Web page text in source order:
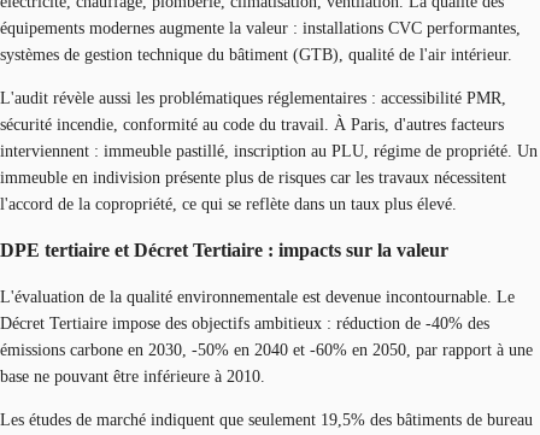
équipements modernes augmente la valeur : installations CVC performantes,
systèmes de gestion technique du bâtiment (GTB), qualité de l'air intérieur.
L'audit révèle aussi les problématiques réglementaires : accessibilité PMR,
sécurité incendie, conformité au code du travail. À Paris, d'autres facteurs
interviennent : immeuble pastillé, inscription au PLU, régime de propriété. Un
immeuble en indivision présente plus de risques car les travaux nécessitent
l'accord de la copropriété, ce qui se reflète dans un taux plus élevé.
DPE tertiaire et Décret Tertiaire : impacts sur la valeur
L'évaluation de la qualité environnementale est devenue incontournable. Le
Décret Tertiaire impose des objectifs ambitieux : réduction de -40% des
émissions carbone en 2030, -50% en 2040 et -60% en 2050, par rapport à une
base ne pouvant être inférieure à 2010.
Les études de marché indiquent que seulement 19,5% des bâtiments de bureau